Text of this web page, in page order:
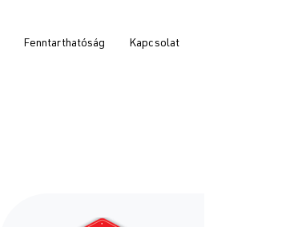
Fenntarthatóság Kapcsolat